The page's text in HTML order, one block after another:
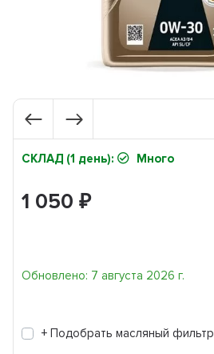
СКЛАД (1 день): Много
1 050₽
Обновлено: 7 августа 2026 г.
+ Подобрать масляный фильтр